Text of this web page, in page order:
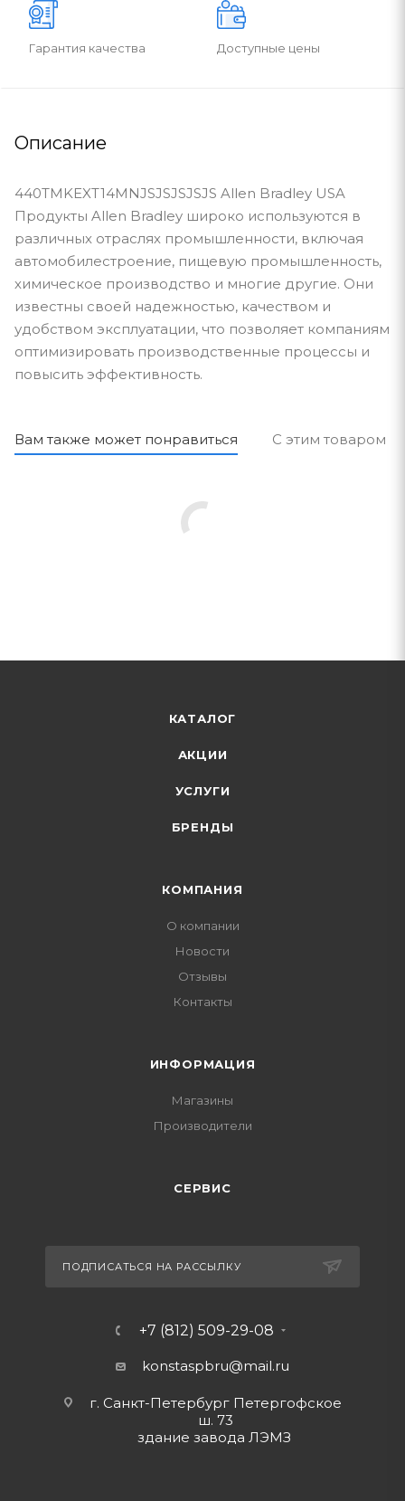
Гарантия качества Доступные цены
Описание
440TMKEXT14MNJSJSJSJSJS Allen Bradley USA
Продукты Allen Bradley широко используются в
различных отраслях промышленности, включая
автомобилестроение, пищевую промышленность,
химическое производство и многие другие. Они
известны своей надежностью, качеством и
удобством эксплуатации, что позволяет компаниям
оптимизировать производственные процессы и
повысить эффективность.
Вам также может понравиться С этим товаром
КАТАЛОГ
АКЦИИ
УСЛУГИ
БРЕНДЫ
КОМПАНИЯ
О компании
Новости
Отзывы
Контакты
ИНФОРМАЦИЯ
Магазины
Производители
СЕРВИС
ПОДПИСАТЬСЯ НА РАССЫЛКУ
+7 (812) 509-29-08
konstaspbru@mail.ru
г. Санкт-Петербург Петергофское
ш. 73
здание завода ЛЭМЗ